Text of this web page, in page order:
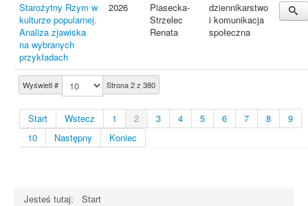
Wyświetl # Strona 2 z 380
Start Wstecz 1 2 3 4 5 6 7 8
9
10
Następny Koniec
Starożytny Rzym w
kulturze popularnej.
Analiza zjawiska
na wybranych
przykładach
2026
Piasecka-
Strzelec
Renata
dziennikarstwo
i komunikacja
społeczna
Jesteś tutaj: Start